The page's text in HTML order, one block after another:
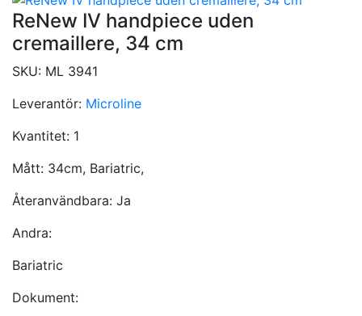
ReNew IV handpiece uden
cremaillere, 34 cm
SKU: ML 3941
Leverantör: Microline
Kvantitet: 1
Mått: 34cm, Bariatric,
Återanvändbara: Ja
Andra:
Bariatric
Dokument: